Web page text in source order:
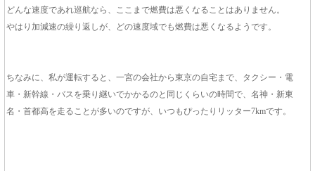
どんな速度であれ巡航なら、ここまで燃費は悪くなることはありません。
やはり加減速の繰り返しが、どの速度域でも燃費は悪くなるようです。
ちなみに、私が運転すると、一宮の会社から東京の自宅まで、タクシー・電
車・新幹線・バスを乗り継いでかかるのと同じくらいの時間で、名神・新東
名・首都高を走ることが多いのですが、いつもぴったりリッター7kmです。